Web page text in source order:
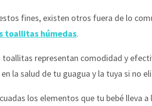
fines, existen otros fuera de lo
toallitas húmedas.
toallitas representan comodidad y
la salud de tu guagua y la tuya si no
los elementos que tu bebé lleva